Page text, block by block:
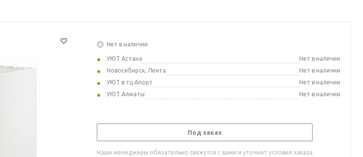
Нет в наличии
УЮТ Астана
Нет в наличии
Новосибирск, Лента
Нет в наличии
УЮТ в тц Апорт
Нет в наличии
УЮТ Алматы
Нет в наличии
Под заказ
Наши менеджеры обязательно свяжутся с вами и уточнят условия заказа